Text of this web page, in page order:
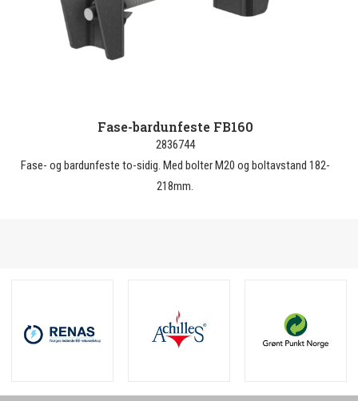
Fase-bardunfeste FB160
2836744
Fase- og bardunfeste to-sidig. Med bolter M20 og boltavstand 182-
218mm.